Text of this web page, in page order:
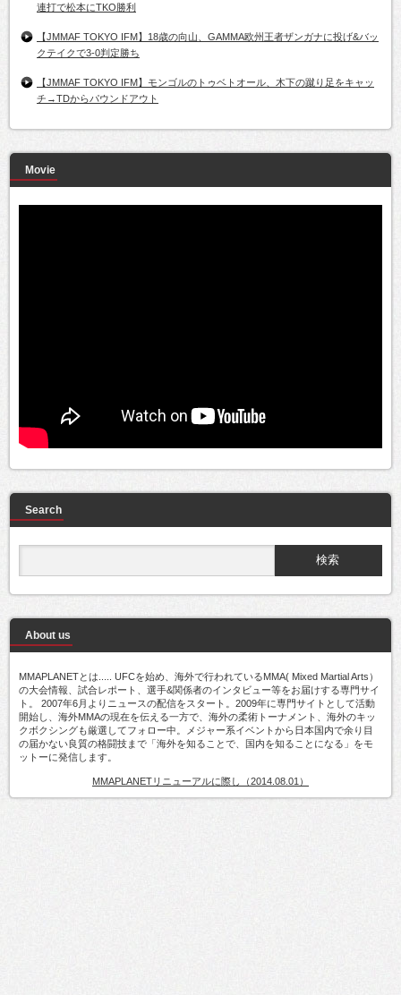
連打で松本にTKO勝利
【JMMAF TOKYO IFM】18歳の向山、GAMMA欧州王者ザンガナに投げ&バッ
クテイクで3-0判定勝ち
【JMMAF TOKYO IFM】モンゴルのトゥベトオール、木下の蹴り足をキャッ
チ→TDからパウンドアウト
Movie
Search
About us
MMAPLANETとは..... UFCを始め、海外で行われているMMA( Mixed Martial Arts）
の大会情報、試合レポート、選手&関係者のインタビュー等をお届けする専門サイ
ト。 2007年6月よりニュースの配信をスタート。2009年に専門サイトとして活動
開始し、海外MMAの現在を伝える一方で、海外の柔術トーナメント、海外のキッ
クボクシングも厳選してフォロー中。メジャー系イベントから日本国内で余り目
の届かない良質の格闘技まで「海外を知ることで、国内を知ることになる」をモ
ットーに発信します。
MMAPLANETリニューアルに際し（2014.08.01）